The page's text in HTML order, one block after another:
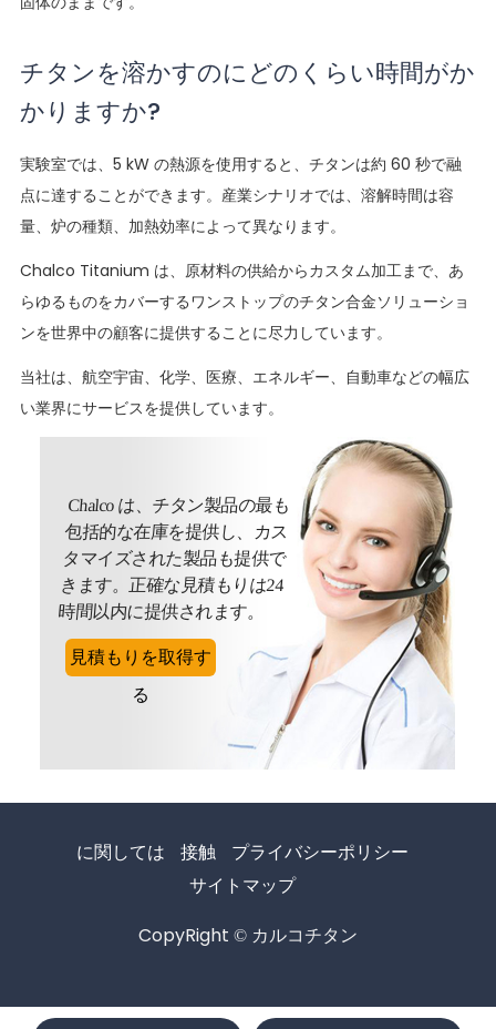
チタンを溶かすのにどのくらい時間がか
かりますか?
実験室では、5 kW の熱源を使用すると、チタンは約 60 秒で融
点に達することができます。産業シナリオでは、溶解時間は容
量、炉の種類、加熱効率によって異なります。
Chalco Titanium は、原材料の供給からカスタム加工まで、あ
らゆるものをカバーするワンストップのチタン合金ソリューショ
ンを世界中の顧客に提供することに尽力しています。
当社は、航空宇宙、化学、医療、エネルギー、自動車などの幅広
い業界にサービスを提供しています。
Chalco は、チタン製品の最も
包括的な在庫を提供し、カス
タマイズされた製品も提供で
きます。正確な見積もりは24
時間以内に提供されます。
見積もりを取得す
る
に関しては 接触
プライバシーポリシー
サイトマップ
CopyRight © カルコチタン